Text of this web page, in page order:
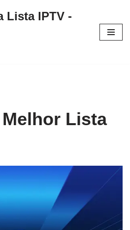
Lista IPTV -
Melhor Lista